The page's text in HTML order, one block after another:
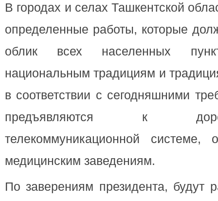
В городах и селах Ташкентской
определенные работы, которые
облик всех населенных
национальным традициям и
в соответствии с сегодняшними
предъявляются к
телекоммуникационной системе,
медицинским заведениям.
По заверениям президента, будут